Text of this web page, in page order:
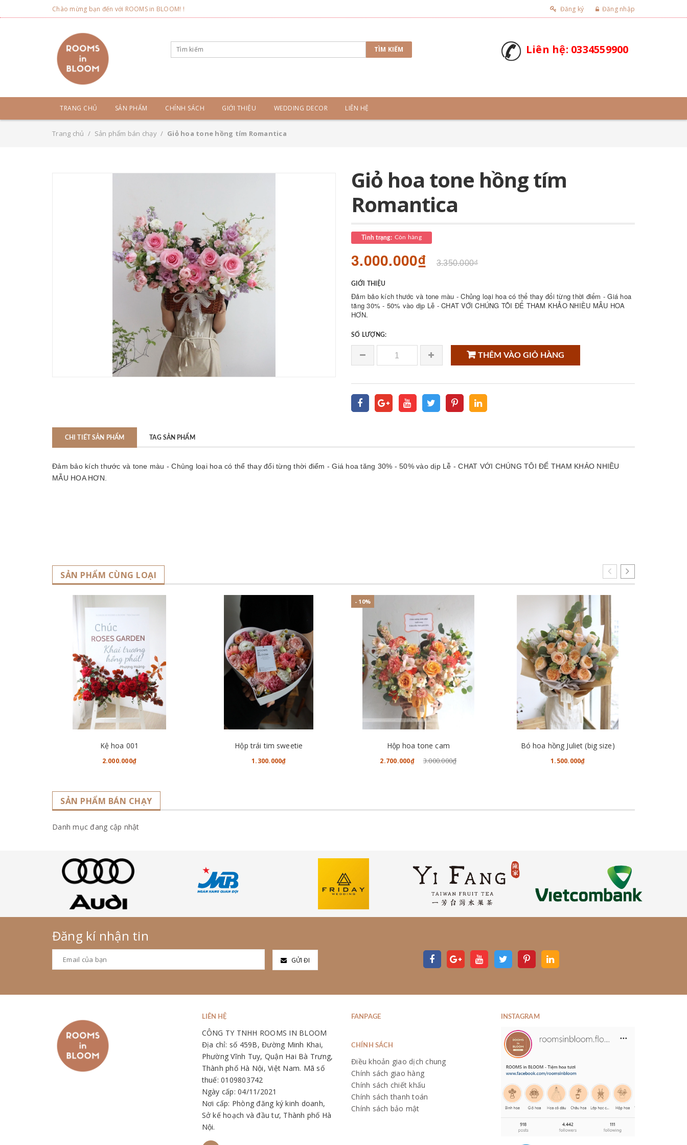
Chào mừng bạn đến với ROOMS in BLOOM! ! Đăng ký Đăng nhập
TÌM KIẾM Liên hệ: 0334559900
TRANG CHỦ SẢN PHẨM CHÍNH SÁCH GIỚI THIỆU WEDDING DECOR LIÊN HỆ
Trang chủ / Sản phẩm bán chạy / Giỏ hoa tone hồng tím Romantica
Giỏ hoa tone hồng tím
Romantica
Tình trạng: Còn hàng
3.000.000₫ 3.350.000₫
GIỚI THIỆU
Đảm bảo kích thước và tone màu - Chủng loại hoa có thể thay đổi từng thời điểm - Giá hoa
tăng 30% - 50% vào dịp Lễ - CHAT VỚI CHÚNG TÔI ĐỂ THAM KHẢO NHIỀU MẪU HOA
HƠN.
SỐ LƯỢNG:
THÊM VÀO GIỎ HÀNG
CHI TIẾT SẢN PHẨM TAG SẢN PHẨM
Đảm bảo kích thước và tone màu - Chủng loại hoa có thể thay đổi từng thời điểm - Giá hoa tăng 30% - 50% vào dịp Lễ - CHAT VỚI CHÚNG TÔI ĐỂ THAM KHẢO NHIỀU
MẪU HOA HƠN.
SẢN PHẨM CÙNG LOẠI
Kệ hoa 001
2.000.000₫
Hộp trái tim sweetie
1.300.000₫
- 10%
Hộp hoa tone cam
2.700.000₫ 3.000.000₫
Bó hoa hồng Juliet (big size)
1.500.000₫
SẢN PHẨM BÁN CHẠY
Danh mục đang cập nhật
Đăng kí nhận tin
GỬI ĐI
LIÊN HỆ
CÔNG TY TNHH ROOMS IN BLOOM
Địa chỉ: số 459B, Đường Minh Khai,
Phường Vĩnh Tuy, Quận Hai Bà Trưng,
Thành phố Hà Nội, Việt Nam. Mã số
thuế: 0109803742
Ngày cấp: 04/11/2021
Nơi cấp: Phòng đăng ký kinh doanh,
Sở kế hoạch và đầu tư, Thành phố Hà
Nội.
FANPAGE
CHÍNH SÁCH
Điều khoản giao dịch chung
Chính sách giao hàng
Chính sách chiết khấu
Chính sách thanh toán
Chính sách bảo mật
INSTAGRAM